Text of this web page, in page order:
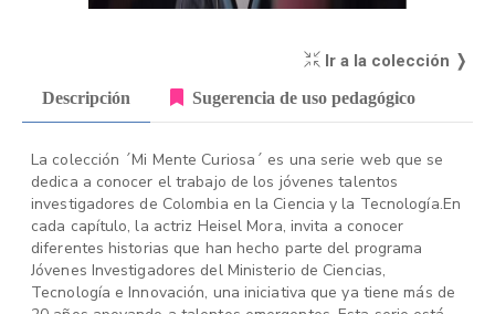
Ir a la colección ❭
Descripción Sugerencia de uso pedagógico
La colección ´Mi Mente Curiosa´ es una serie web que se
dedica a conocer el trabajo de los jóvenes talentos
investigadores de Colombia en la Ciencia y la Tecnología.En
cada capítulo, la actriz Heisel Mora, invita a conocer
diferentes historias que han hecho parte del programa
Jóvenes Investigadores del Ministerio de Ciencias,
Tecnología e Innovación, una iniciativa que ya tiene más de